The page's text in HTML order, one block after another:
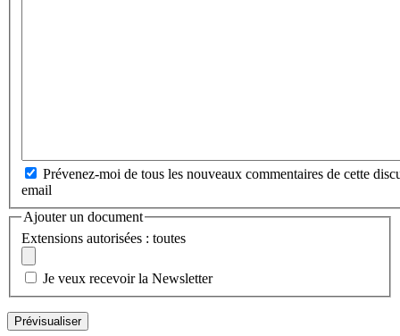
Prévenez-moi de tous les nouveaux commentaires de cette
email
Ajouter un document
Extensions autorisées : toutes
Je veux recevoir la Newsletter